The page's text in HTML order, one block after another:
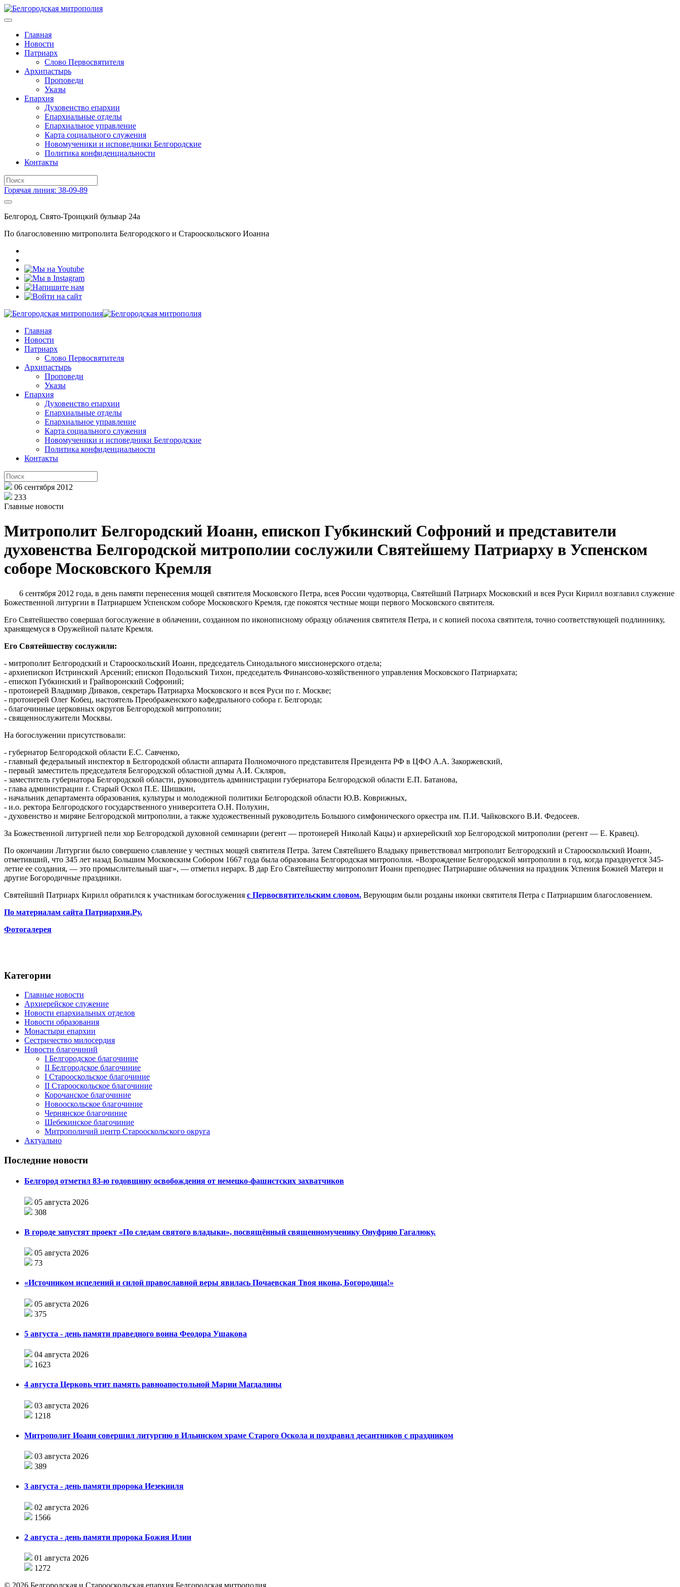
Главная
Новости
Патриарх
Слово Первосвятителя
Архипастырь
Проповеди
Указы
Епархия
Духовенство епархии
Епархиальные отделы
Епархиальное управление
Карта социального служения
Новомученики и исповедники Белгородские
Политика конфиденциальности
Контакты
Горячая линия: 38-09-89
Белгород, Свято-Троицкий бульвар 24а
По благословению митрополита Белгородского и Старооскольского Иоанна
Главная
Новости
Патриарх
Слово Первосвятителя
Архипастырь
Проповеди
Указы
Епархия
Духовенство епархии
Епархиальные отделы
Епархиальное управление
Карта социального служения
Новомученики и исповедники Белгородские
Политика конфиденциальности
Контакты
06 сентября 2012
233
Главные новости
Митрополит Белгородский Иоанн, епископ Губкинский Софроний и представители
духовенства Белгородской митрополии сослужили Святейшему Патриарху в Успенском
соборе Московского Кремля
6 сентября 2012 года, в день памяти перенесения мощей святителя Московского Петра, всея России чудотворца, Святейший Патриарх Московский и всея Руси Кирилл возглавил служение
Божественной литургии в Патриаршем Успенском соборе Московского Кремля, где покоятся честные мощи первого Московского святителя.
Его Святейшество совершал богослужение в облачении, созданном по иконописному образцу облачения святителя Петра, и с копией посоха святителя, точно соответствующей подлиннику,
хранящемуся в Оружейной палате Кремля.
Его Святейшеству сослужили:
- митрополит Белгородский и Старооскольский Иоанн, председатель Синодального миссионерского отдела;
- архиепископ Истринский Арсений; епископ Подольский Тихон, председатель Финансово-хозяйственного управления Московского Патриархата;
- епископ Губкинский и Грайворонский Софроний;
- протоиерей Владимир Диваков, секретарь Патриарха Московского и всея Руси по г. Москве;
- протоиерей Олег Кобец, настоятель Преображенского кафедрального собора г. Белгорода;
- благочинные церковных округов Белгородской митрополии;
- священнослужители Москвы.
На богослужении присутствовали:
- губернатор Белгородской области Е.С. Савченко,
- главный федеральный инспектор в Белгородской области аппарата Полномочного представителя Президента РФ в ЦФО А.А. Закоржевский,
- первый заместитель председателя Белгородской областной думы А.И. Скляров,
- заместитель губернатора Белгородской области, руководитель администрации губернатора Белгородской области Е.П. Батанова,
- глава администрации г. Старый Оскол П.Е. Шишкин,
- начальник департамента образования, культуры и молодежной политики Белгородской области Ю.В. Коврижных,
- и.о. ректора Белгородского государственного университета О.Н. Полухин,
- духовенство и миряне Белгородской митрополии, а также художественный руководитель Большого симфонического оркестра им. П.И. Чайковского В.И. Федосеев.
За Божественной литургией пели хор Белгородской духовной семинарии (регент — протоиерей Николай Кацы) и архиерейский хор Белгородской митрополии (регент — Е. Кравец).
По окончании Литургии было совершено славление у честных мощей святителя Петра. Затем Святейшего Владыку приветствовал митрополит Белгородский и Старооскольский Иоанн,
отметивший, что 345 лет назад Большим Московским Собором 1667 года была образована Белгородская митрополия. «Возрождение Белгородской митрополии в год, когда празднуется 345-
летие ее создания, — это промыслительный шаг», — отметил иерарх. В дар Его Святейшеству митрополит Иоанн преподнес Патриаршие облачения на праздник Успения Божией Матери и
другие Богородичные праздники.
Святейший Патриарх Кирилл обратился к участникам богослужения с Первосвятительским словом. Верующим были розданы иконки святителя Петра с Патриаршим благословением.
По материалам сайта Патриархия.Ру.
Фотогалерея
Категории
Главные новости
Архиерейское служение
Новости епархиальных отделов
Новости образования
Монастыри епархии
Сестричество милосердия
Новости благочиний
I Белгородское благочиние
II Белгородское благочиние
I Старооскольское благочиние
II Старооскольское благочиние
Корочанское благочиние
Новооскольское благочиние
Чернянское благочиние
Шебекинское благочиние
Митрополичий центр Старооскольского округа
Актуально
Последние новости
Белгород отметил 83-ю годовщину освобождения от немецко-фашистских захватчиков
05 августа 2026
308
В городе запустят проект «По следам святого владыки», посвящённый священномученику Онуфрию Гагалюку.
05 августа 2026
73
«Источником исцелений и силой православной веры явилась Почаевская Твоя икона, Богородица!»
05 августа 2026
375
5 августа - день памяти праведного воина Феодора Ушакова
04 августа 2026
1623
4 августа Церковь чтит память равноапостольной Марии Магдалины
03 августа 2026
1218
Митрополит Иоанн совершил литургию в Ильинском храме Старого Оскола и поздравил десантников с праздником
03 августа 2026
389
3 августа - день памяти пророка Иезекииля
02 августа 2026
1566
2 августа - день памяти пророка Божия Илии
01 августа 2026
1272